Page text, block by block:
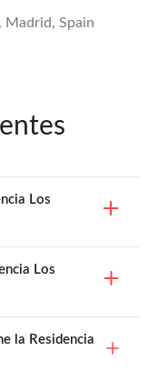
Madrid, Spain
Los
Los
la Residencia